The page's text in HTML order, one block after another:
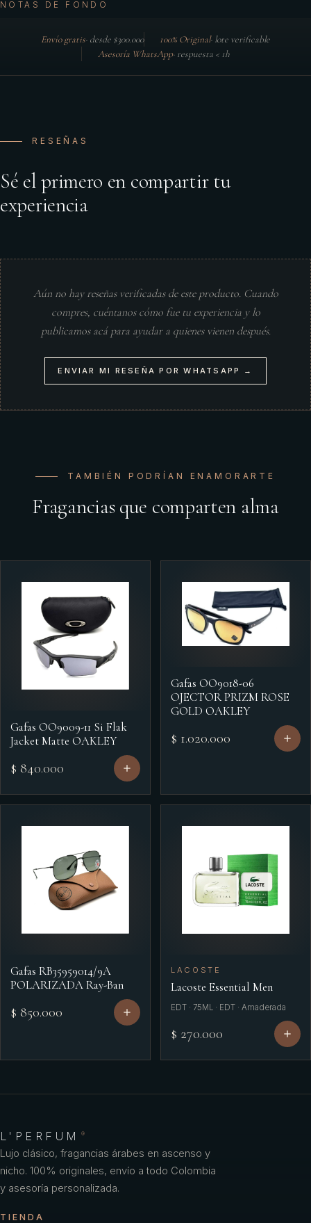
NOTAS DE FONDO
Envío gratis· desde $300.000 100% Original· lote verificable
Asesoría WhatsApp· respuesta < 1h
RESEÑAS
Sé el primero en compartir tu
experiencia
Aún no hay reseñas verificadas de este producto. Cuando
compres, cuéntanos cómo fue tu experiencia y lo
publicamos acá para ayudar a quienes vienen después.
ENVIAR MI RESEÑA POR WHATSAPP →
TAMBIÉN PODRÍAN ENAMORARTE
Fragancias que comparten alma
Gafas OO9009-11 Si Flak
Jacket Matte OAKLEY
$ 840.000
Gafas OO9018-06
OJECTOR PRIZM ROSE
GOLD OAKLEY
$ 1.020.000
Gafas RB35959014/9A
POLARIZADA Ray-Ban
$ 850.000
LACOSTE
Lacoste Essential Men
EDT · 75ML · EDT · Amaderada
$ 270.000
L'PERFUM ®
Lujo clásico, fragancias árabes en ascenso y
nicho. 100% originales, envío a todo Colombia
y asesoría personalizada.
TIENDA